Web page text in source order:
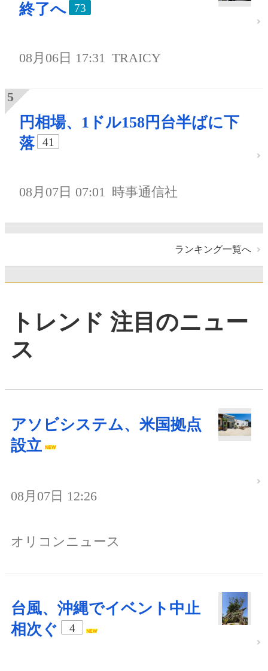
終了へ
73
08月06日 17:31 TRAICY
円相場、1ドル158円台半ばに下
落
41
08月07日 07:01 時事通信社
ランキング一覧へ
トレンド 注目のニュー
ス
アソビシステム、米国拠点
設立
08月07日 12:26
オリコンニュース
台風、沖縄でイベント中止
相次ぐ
4